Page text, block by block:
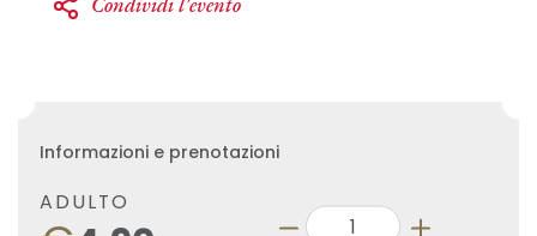
Informazioni e prenotazioni
ADULTO